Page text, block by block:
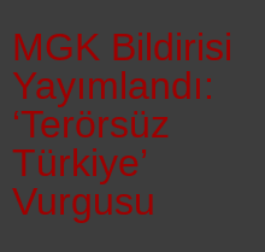
MGK Bildirisi
Yayımlandı:
‘Terörsüz
Türkiye’
Vurgusu